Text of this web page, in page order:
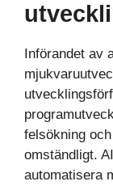
Införandet av
felsökning
omständligt.
automatisera